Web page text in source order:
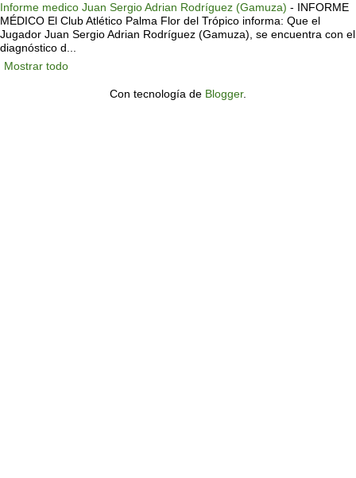
Informe medico Juan Sergio Adrian Rodríguez (Gamuza) - INFORME
MÉDICO El Club Atlético Palma Flor del Trópico informa: Que el
Jugador Juan Sergio Adrian Rodríguez (Gamuza), se encuentra con el
diagnóstico d...
Mostrar todo
Con tecnología de Blogger.